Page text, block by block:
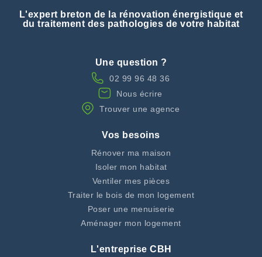
L'expert breton de la rénovation énergistique et
du traitement des pathologies de votre habitat
Une question ?
02 99 96 48 36
Nous écrire
Trouver une agence
Vos besoins
Rénover ma maison
Isoler mon habitat
Ventiler mes pièces
Traiter le bois de mon logement
Poser une menuiserie
Aménager mon logement
L'entreprise CBH